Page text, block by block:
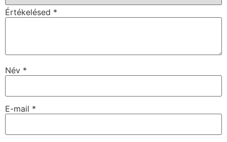
Értékelésed *
Név *
E-mail *